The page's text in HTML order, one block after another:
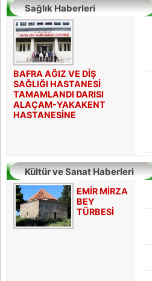
Sağlık Haberleri
BAFRA AĞIZ VE DİŞ
SAĞLIĞI HASTANESİ
TAMAMLANDI DARISI
ALAÇAM-YAKAKENT
HASTANESİNE
Kültür ve Sanat Haberleri
EMİR MİRZA
BEY
TÜRBESİ